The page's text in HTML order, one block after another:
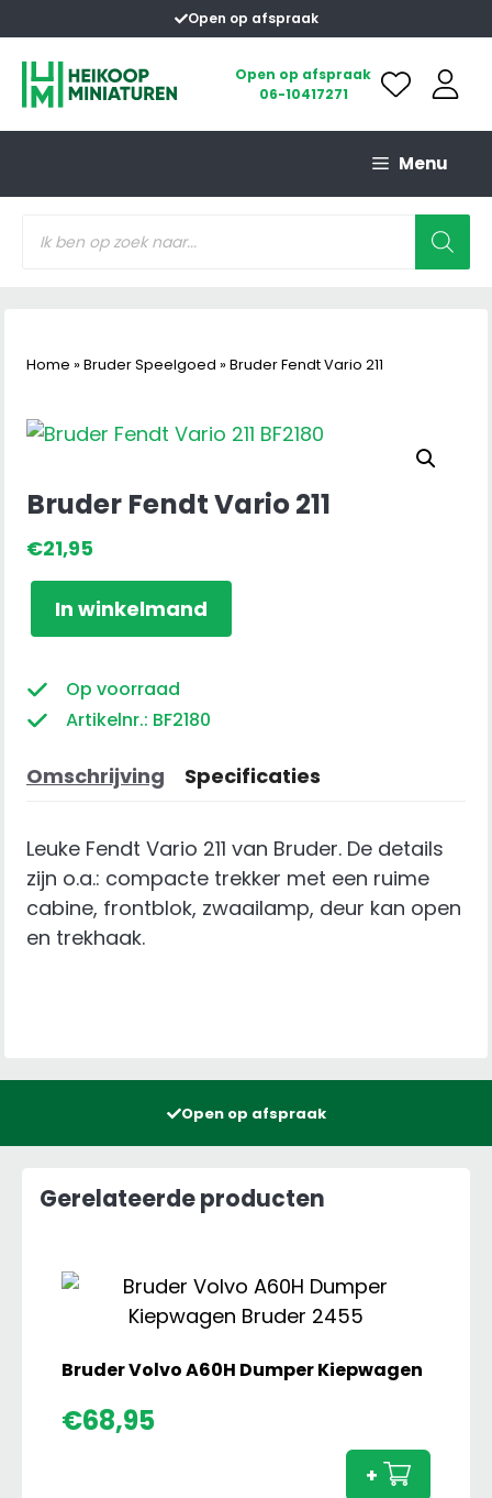
naar
inhoud
Open op afspraak
Open op afspraak
06-10417271
Menu
zoeken
Home » Bruder Speelgoed » Bruder Fendt Vario 211
Bruder Fendt Vario 211
€21,95
Fendt
211
aantal
In winkelmand
Op voorraad
Artikelnr.: BF2180
Omschrijving Specificaties
Leuke Fendt Vario 211 van Bruder. De details
zijn o.a.: compacte trekker met een ruime
cabine, frontblok, zwaailamp, deur kan open
en trekhaak.
Open op afspraak
Gerelateerde producten
Bruder Volvo A60H Dumper Kiepwagen
€68,95
+